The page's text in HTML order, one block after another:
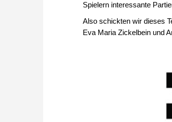
Spielern interessante
Also schickten wir dieses
Eva Maria Zickelbein und